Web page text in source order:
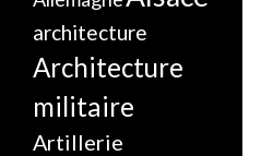
architecture
Architecture
militaire
Artillerie